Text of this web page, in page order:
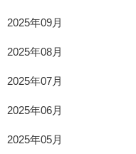
2025年09月
2025年08月
2025年07月
2025年06月
2025年05月